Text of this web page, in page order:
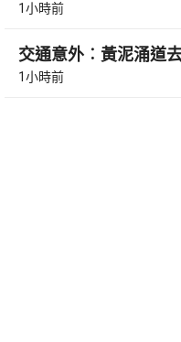
1小時前
交通意外︰黃泥涌道
1小時前